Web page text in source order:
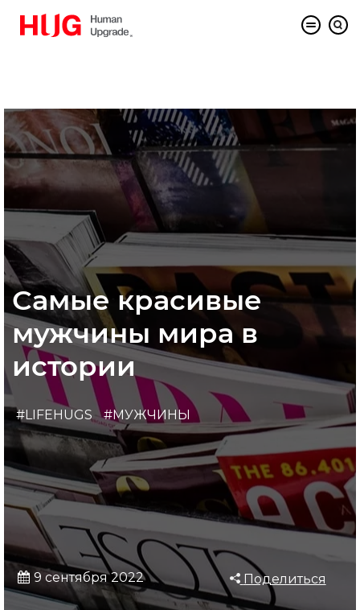
Самые красивые
мужчины мира в
истории
#LIFEHUGS #МУЖЧИНЫ
9 сентября 2022 Поделиться